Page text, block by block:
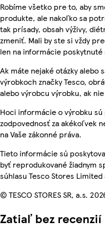
Robíme všetko pre to, aby
produkte, ale nakoľko sa
tak prísady, obsah výživy,
zmeniť. Mali by ste si vždy
len na informácie
Ak máte nejaké otázky
výrobkoch značky Tesco,
alebo výrobcu výrobku, ak
Hoci informácie o výrobku
zodpovednosť za akékoľvek
na Vaše zákonné práva.
Tieto informácie sú
byť reprodukované žiadnym
súhlasu Tesco Stores
© TESCO STORES SR, a.s.
Zatiaľ bez recenzií